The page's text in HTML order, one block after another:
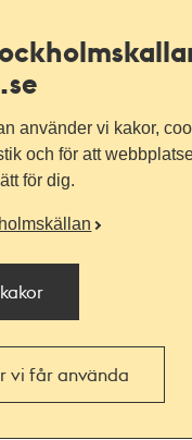
använder vi kakor,
och för att
för dig.
vi får använda